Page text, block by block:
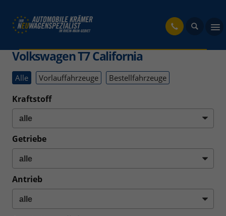
Volkswagen T7 California
Alle Vorlauffahrzeuge Bestellfahrzeuge
Kraftstoff
Getriebe
Antrieb